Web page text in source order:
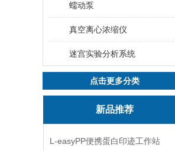
蠕动泵
真空离心浓缩仪
迷宫实验分析系统
点击更多分类
新品推荐
L-easyPP便携蛋白印迹工作站